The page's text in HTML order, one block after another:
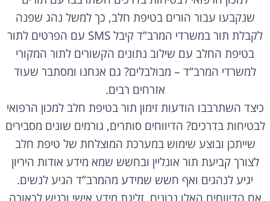
שנקבעו עבור הורים בטיפת חלב, כך למשל נהג שפנה
לקבלת תור במשרדי המרב”ד קיבל SMS עם הפרטים לתור
בטיפת החלב עם שילוב נתונים הקשורים לתור המקורי
למשרדי המרב”ד – מבולבלים? גם אנחנו ומסתבר שעוד
אזרחים רבים.
כיצד השתרבבו הודעות זימון תור בטיפת חלב למכון הרפואי
לבטיחות בדרכים? הדיווחים סותרים, גורמים שונים מסבירים
שייתכן ובוצע שימוש במערכת המוצלחת של טיפת חלב
לצורך קביעת תור אונליין ובחשש שמא מידע אודות היריון
יגיע לנהגים ואף חשש שמידע מהמרב”ד הגיע לנשים.